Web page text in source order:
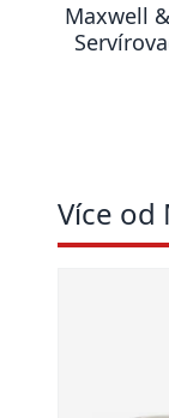
Maxwell
Více od